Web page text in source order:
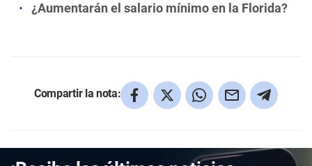
¿Aumentarán el salario mínimo en la Florida?
Compartir la nota: